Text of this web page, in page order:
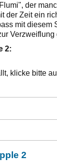
der
der Zeit ein
mit diesem
Verzweiflung
2:
klicke bitte
2